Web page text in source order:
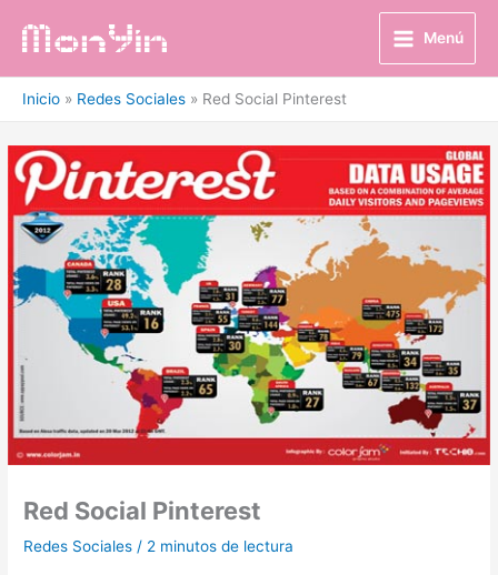
Menú
Inicio Redes Sociales Red Social Pinterest
Red Social Pinterest
Redes Sociales / 2 minutos de lectura